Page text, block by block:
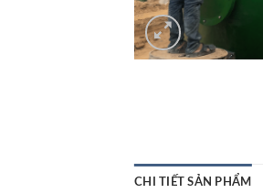
CHI TIẾT SẢN PHẨM